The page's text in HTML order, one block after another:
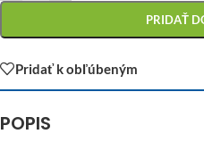
PRIDAŤ
Pridať k obľúbeným
POPIS